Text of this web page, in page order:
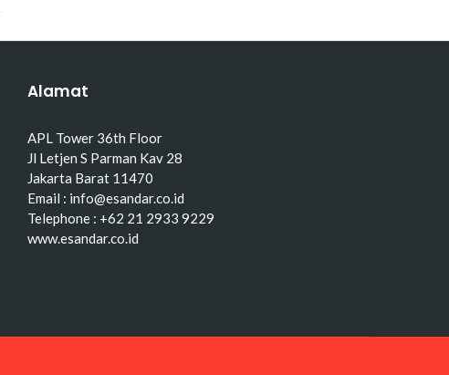
Alamat
APL Tower 36th Floor
Jl Letjen S Parman Kav 28
Jakarta Barat 11470
Email : info@esandar.co.id
Telephone : +62 21 2933 9229
www.esandar.co.id